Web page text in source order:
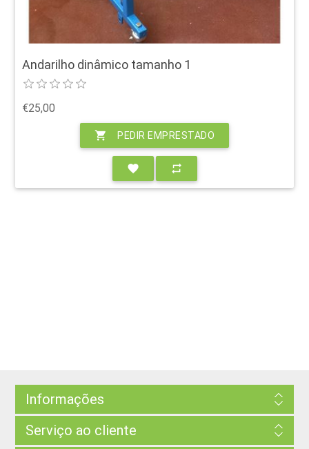
Andarilho dinâmico tamanho 1
€25,00
shopping_cart PEDIR EMPRESTADO
favorite repeat
Informações
Serviço ao cliente